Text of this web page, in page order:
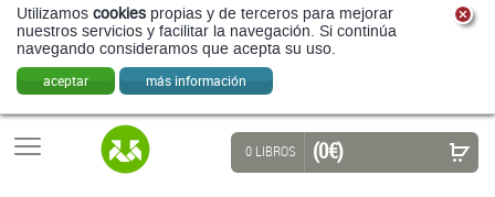
Utilizamos cookies propias y de terceros para mejorar
nuestros servicios y facilitar la navegación. Si continúa
navegando consideramos que acepta su uso.
aceptar más información
0 LIBROS (0 €)